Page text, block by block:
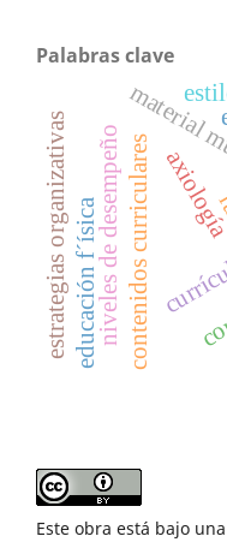
Palabras clave
contenidos curriculares
niveles de desempeño
educación f´ísica
estrategias organizativas
Este obra está bajo una